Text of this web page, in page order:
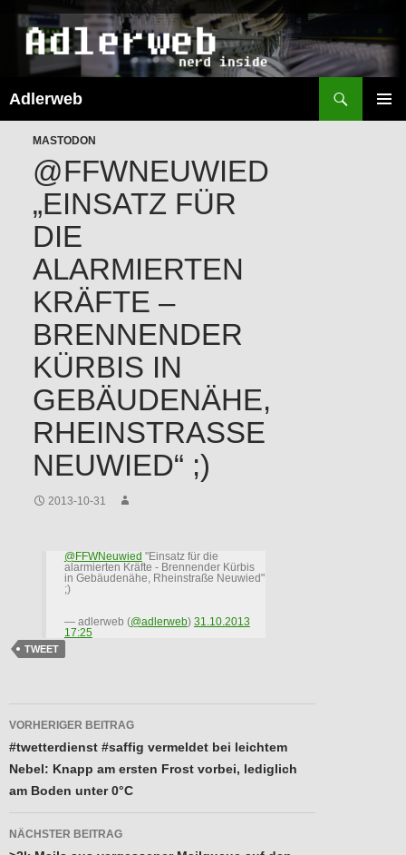
Adlerweb
SPRINGEN
MASTODON
@FFWNEUWIED
„EINSATZ FÜR
DIE
ALARMIERTEN
KRÄFTE –
BRENNENDER
KÜRBIS IN
GEBÄUDENÄHE,
RHEINSTRASSE N
EUWIED“ ;)
2013-10-31
@FFWNeuwied "Einsatz für die
alarmierten Kräfte - Brennender Kürbis
in Gebäudenähe, Rheinstraße Neuwied"
;)
— adlerweb (@adlerweb) 31.10.2013
17:25
TWEET
Beitragsnavigation
VORHERIGER BEITRAG
#twetterdienst #saffig vermeldet bei leichtem
Nebel: Knapp am ersten Frost vorbei, lediglich
am Boden unter 0°C
NÄCHSTER BEITRAG